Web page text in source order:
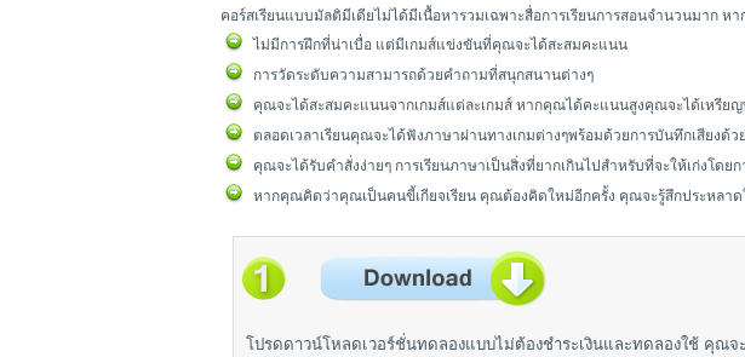
คอร์สเรียนแบบมัลติมีเดียไม่ได้มีเนื้อหารวมเฉพาะสื่อการเรียนการสอนจำนวนมาก
ไม่มีการฝึกที่น่าเบื่อ แต่มีเกมส์แข่งขันที่คุณจะได้สะสมคะแนน
การวัดระดับความสามารถด้วยคำถามที่สนุกสนานต่างๆ
คุณจะได้สะสมคะแนนจากเกมส์แต่ละเกมส์ หากคุณได้คะแนนสูงคุณจะได้เหรีย
ตลอดเวลาเรียนคุณจะได้ฟังภาษาผ่านทางเกมต่างๆพร้อมด้วยการบันทึกเสียงด้
คุณจะได้รับคำสั่งง่ายๆ การเรียนภาษาเป็นสิ่งที่ยากเกินไปสำหรับที่จะให้เก่งโดย
หากคุณคิดว่าคุณเป็นคนขี้เกียจเรียน คุณต้องคิดใหม่อีกครั้ง คุณจะรู้สึกประหลา
โปรดดาวน์โหลดเวอร์ชั่นทดลองแบบไม่ต้องชำระเงินและทดลองใช้ คุณจ